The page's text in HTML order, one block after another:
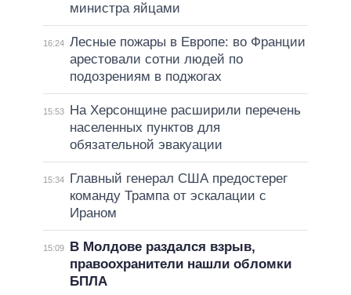
министра яйцами
16:24 Лесные пожары в Европе: во Франции
арестовали сотни людей по
подозрениям в поджогах
15:53
На Херсонщине расширили перечень
населенных пунктов для
обязательной эвакуации
15:34
Главный генерал США предостерег
команду Трампа от эскалации с
Ираном
15:09
В Молдове раздался взрыв,
правоохранители нашли обломки
БПЛА